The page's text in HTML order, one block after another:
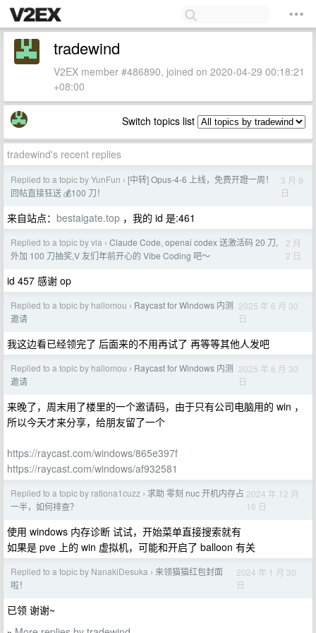
tradewind
V2EX member #486890, joined on 2020-04-29 00:18:21
+08:00
Switch topics list
tradewind's recent replies
Replied to a topic by YunFun › [中转] Opus-4-6 上线，免费开蹬一周！
回帖直接狂送 💰100 刀！
3 月 9
日
来自站点： bestaigate.top ，我的 id 是:461
Replied to a topic by vla › Claude Code, openai codex 送激活码 20 刀,
外加 100 刀抽奖,V 友们年前开心的 Vibe Coding 吧～
2 月
2 日
id 457 感谢 op
Replied to a topic by hallomou › Raycast for Windows 内测
邀请
2025 年 6 月 30
日
我这边看已经领完了 后面来的不用再试了 再等等其他人发吧
Replied to a topic by hallomou › Raycast for Windows 内测
邀请
2025 年 6 月 30
日
来晚了，周末用了楼里的一个邀请码，由于只有公司电脑用的 win ，
所以今天才来分享，给朋友留了一个
https://raycast.com/windows/865e397f
https://raycast.com/windows/af932581
Replied to a topic by rationa1cuzz › 求助 零刻 nuc 开机内存占
一半，如何排查？
2024 年 12 月
16 日
使用 windows 内存诊断 试试，开始菜单直接搜索就有
如果是 pve 上的 win 虚拟机，可能和开启了 balloon 有关
Replied to a topic by NanakiDesuka › 来领猫猫红包封面
啦！
2024 年 1 月 30
日
已领 谢谢~